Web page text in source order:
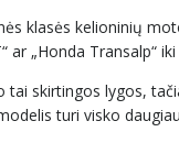
klasės kelioninių
ar „Honda Transalp“
tai skirtingos lygos,
turi visko